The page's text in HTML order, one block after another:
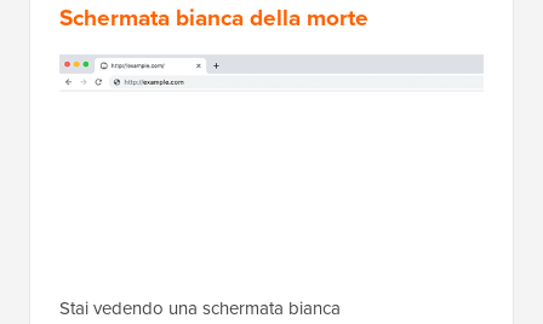
Schermata bianca della morte
Stai vedendo una schermata bianca